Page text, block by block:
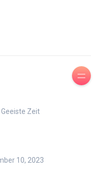
Geeiste Zeit
10, 2023